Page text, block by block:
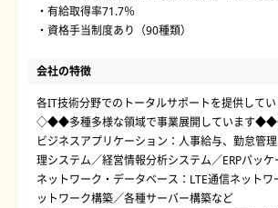
・有給取得率71.7％
・資格手当制度あり（90種類）
会社の特徴
各IT技術分野でのトータルサポートを提供してい
◇◆◆多種多様な領域で事業展開しています
ビジネスアプリケーション：人事給与、勤怠管
理システム／経営情報分析システム／ERPパッ
ネットワーク・データベース：LTE通信ネット
ットワーク構築／各種サーバー構築など